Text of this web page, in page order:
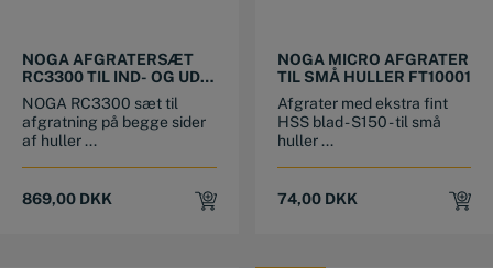
NOGA AFGRATERSÆT
RC3300 TIL IND- OG UDV.
HULLER
NOGA RC3300 sæt til
afgratning på begge sider
af huller ...
869,00 DKK
NOGA MICRO AFGRATER
TIL SMÅ HULLER FT10001
Afgrater med ekstra fint
HSS blad - S150 - til små
huller ...
74,00 DKK